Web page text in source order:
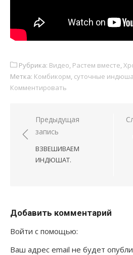
Рубрика: Видео, Растем вместе,
Метка: Комбикорм, суточные
Комментировать
Навигация
по
записям
Предыдущая
запись
ВЗВЕШИВАЕМ
ИНДЮШАТ.
Добавить комментарий
Войти с помощью:
Ваш адрес email не будет